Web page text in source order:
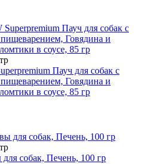
Пауч для собак с
Говядина и
в соусе, 85 гр
собак, Печень, 100 гр